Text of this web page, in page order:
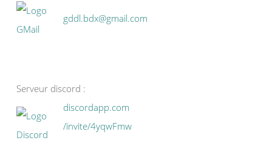
gddl.bdx@gmail.com
Serveur discord :
discordapp.com
/invite/4yqwFmw